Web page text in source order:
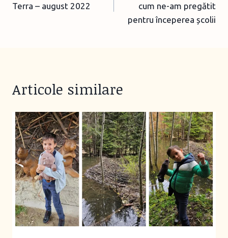
Terra – august 2022
cum ne-am pregătit
pentru începerea școlii
Articole similare